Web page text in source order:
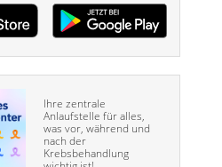
Ihre zentrale
Anlaufstelle für alles,
was vor, während und
nach der
Krebsbehandlung